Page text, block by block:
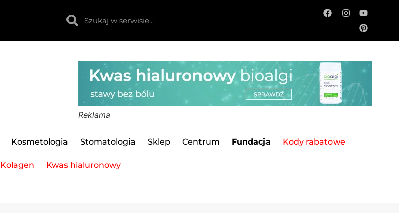
Reklama
Kosmetologia Stomatologia Sklep Centrum Fundacja Kody rabatowe
Kolagen Kwas hialuronowy